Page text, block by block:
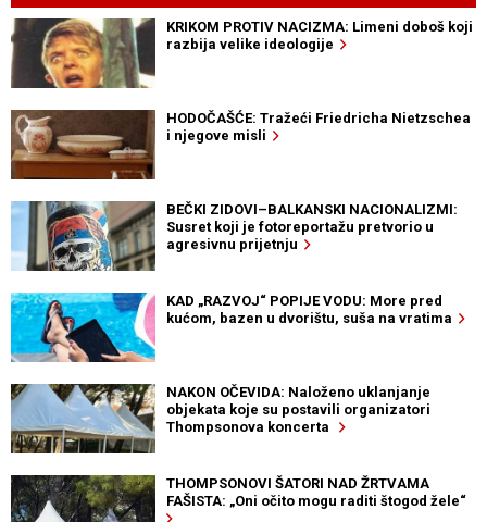
KRIKOM PROTIV NACIZMA: Limeni doboš koji
razbija velike ideologije
HODOČAŠĆE: Tražeći Friedricha Nietzschea
i njegove misli
BEČKI ZIDOVI–BALKANSKI NACIONALIZMI:
Susret koji je fotoreportažu pretvorio u
agresivnu prijetnju
KAD „RAZVOJ“ POPIJE VODU: More pred
kućom, bazen u dvorištu, suša na vratima
NAKON OČEVIDA: Naloženo uklanjanje
objekata koje su postavili organizatori
Thompsonova koncerta
THOMPSONOVI ŠATORI NAD ŽRTVAMA
FAŠISTA: „Oni očito mogu raditi štogod žele“